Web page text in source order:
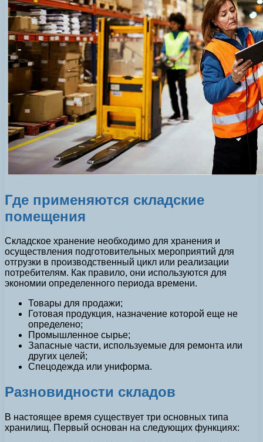
Где применяются складские
помещения
Складское хранение необходимо для хранения и
осуществления подготовительных мероприятий для
отгрузки в производственный цикл или реализации
потребителям. Как правило, они используются для
экономии определенного периода времени.
Товары для продажи;
Готовая продукция, назначение которой еще не
определено;
Промышленное сырье;
Запасные части, используемые для ремонта или
других целей;
Спецодежда или униформа.
Разновидности складов
В настоящее время существует три основных типа
хранилищ. Первый основан на следующих функциях: